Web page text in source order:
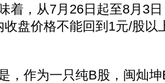
着，从7月26日起至8月3
收盘价格不能回到1元/股以
作为一只纯B股，闽灿坤